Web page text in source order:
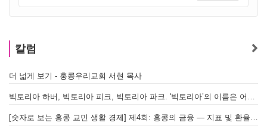
칼럼
더 넓게 보기 - 홍콩우리교회 서현 목사